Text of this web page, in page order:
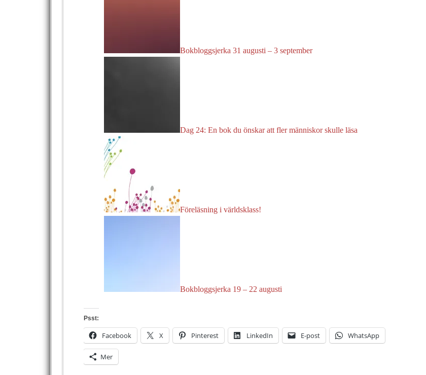
Bokbloggsjerka 31 augusti – 3 september
Dag 24: En bok du önskar att fler människor skulle läsa
Föreläsning i världsklass!
Bokbloggsjerka 19 – 22 augusti
Psst:
Facebook X Pinterest LinkedIn E-post WhatsApp
Mer